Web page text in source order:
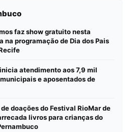
faz show gratuito nesta
na programação de Dia dos Pais
atendimento aos 7,9 mil
e aposentados de
doações do Festival RioMar de
livros para crianças do